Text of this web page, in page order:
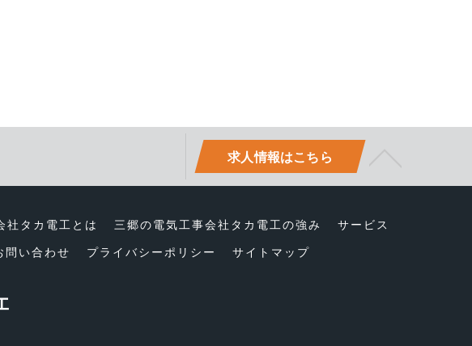
求人情報はこちら
社タカ電工とは 三郷の電気工事会社タカ電工の強み
サービス
問い合わせ プライバシーポリシー サイトマップ